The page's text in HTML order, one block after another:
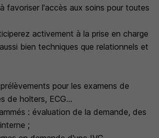
favoriser l'accès aux soins pour toutes
activement à la prise en charge
bien techniques que relationnels et
pour les examens de
de holters, ECG...
: évaluation de la demande, des
;